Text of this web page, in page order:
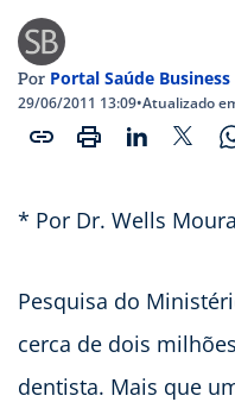
Por Portal Saúde Business
29/06/2011 13:09•Atualizado
* Por Dr. Wells
Pesquisa do
cerca de dois
dentista. Mais que